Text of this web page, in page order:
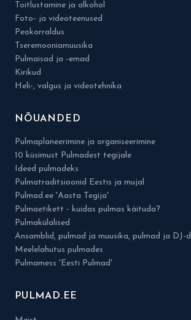
Toitlustamine ja alkohol
Foto- ja videoteenused
Peokorraldus
Tseremooniamuusika
Pulmaisad ja -emad
Kirikud
Heli-, valgus ja videotehnika
NÕUANDED
Pulmaplaneerimine ja organiseerimine
10 küsimust Pulmadest tegijale
Ideed pulmadeks
Pulmatraditsioonid Eestis ja mujal
Pulmad.ee 'Aasta Tegija'
Pulmaetikett - kuidas pulmas käituda?
Pulmakülalised
Ansamblid, pulmad ja muusika, pulmad ja DJ-d
Meelelahutus pulmades
Pulmamess 'Eesti Pulmad'
PULMAD.EE